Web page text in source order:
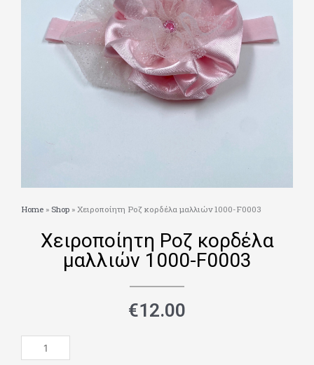
Home » Shop » Χειροποίητη Ροζ κορδέλα μαλλιών 1000-F0003
Χειροποίητη Ροζ κορδέλα
μαλλιών 1000-F0003
€12.00
Χειροποίητη
Ροζ